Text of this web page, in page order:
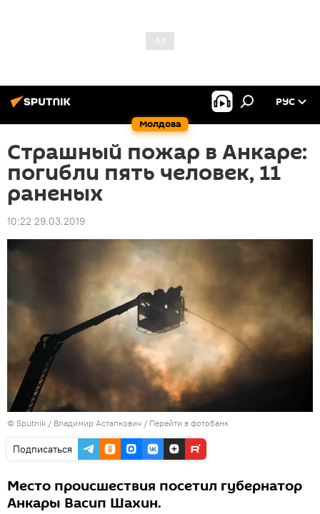
Молдова
РУС
Страшный пожар в Анкаре:
погибли пять человек, 11
раненых
10:22 29.03.2019
© Sputnik / Владимир Астапкович / Перейти в фотобанк
Подписаться
Место происшествия посетил губернатор
Анкары Васип Шахин.